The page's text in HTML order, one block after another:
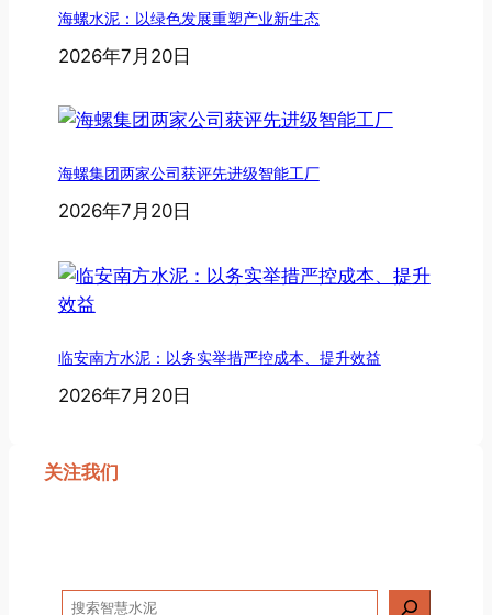
海螺水泥：以绿色发展重塑产业新生态
2026年7月20日
海螺集团两家公司获评先进级智能工厂
2026年7月20日
临安南方水泥：以务实举措严控成本、提升效益
2026年7月20日
关注我们
搜